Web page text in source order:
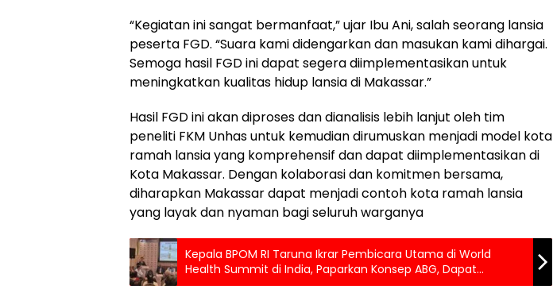
“Kegiatan ini sangat bermanfaat,” ujar Ibu Ani, salah seorang lansia
peserta FGD. “Suara kami didengarkan dan masukan kami dihargai.
Semoga hasil FGD ini dapat segera diimplementasikan untuk
meningkatkan kualitas hidup lansia di Makassar.”
Hasil FGD ini akan diproses dan dianalisis lebih lanjut oleh tim
peneliti FKM Unhas untuk kemudian dirumuskan menjadi model kota
ramah lansia yang komprehensif dan dapat diimplementasikan di
Kota Makassar. Dengan kolaborasi dan komitmen bersama,
diharapkan Makassar dapat menjadi contoh kota ramah lansia
yang layak dan nyaman bagi seluruh warganya
Kepala BPOM RI Taruna Ikrar Pembicara Utama di World
Health Summit di India, Paparkan Konsep ABG, Dapat
Apresiasi Peserta Dunia